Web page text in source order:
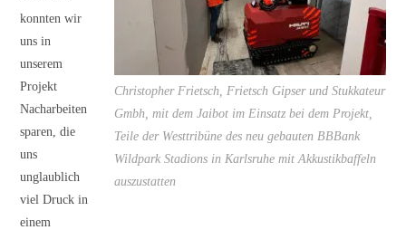
Christopher Frietsch, Frietsch Gipser und Stukkateur
Gmbh, mit dem Jaibot im Einsatz bei dem Projekt,
Teile der Westtribüne des neu gebauten BBBank
Wildpark Stadions in Karlsruhe mit Akkustikbaffeln
auszustatten
konnten wir
uns in
unserem
Projekt
Nacharbeiten
sparen, die
uns
unglaublich
viel Druck in
einem